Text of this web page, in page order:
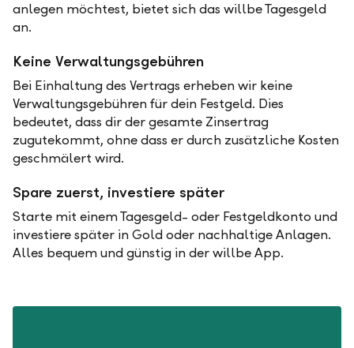
anlegen möchtest, bietet sich das willbe Tagesgeld
an.
Keine Verwaltungsgebühren
Bei Einhaltung des Vertrags erheben wir keine
Verwaltungsgebühren für dein Festgeld. Dies
bedeutet, dass dir der gesamte Zinsertrag
zugutekommt, ohne dass er durch zusätzliche Kosten
geschmälert wird.
Spare zuerst, investiere später
Starte mit einem Tagesgeld- oder Festgeldkonto und
investiere später in Gold oder nachhaltige Anlagen.
Alles bequem und günstig in der willbe App.